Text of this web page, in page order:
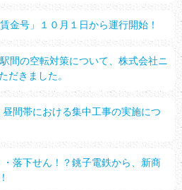
金号」１０月１日から運行開始！
間の空転対策について、株式会社ニ
だきました。
間帯における集中工事の実施につ
落下せん！？銚子電鉄から、新商